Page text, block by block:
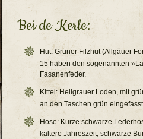
Bei de Kerle:
Hut: Grüner Filzhut (Allgäuer
15 haben den sogenannten
Fasanenfeder.
Kittel: Hellgrauer Loden, mit
an den Taschen grün
Hose: Kurze schwarze
kältere Jahreszeit, schwarze